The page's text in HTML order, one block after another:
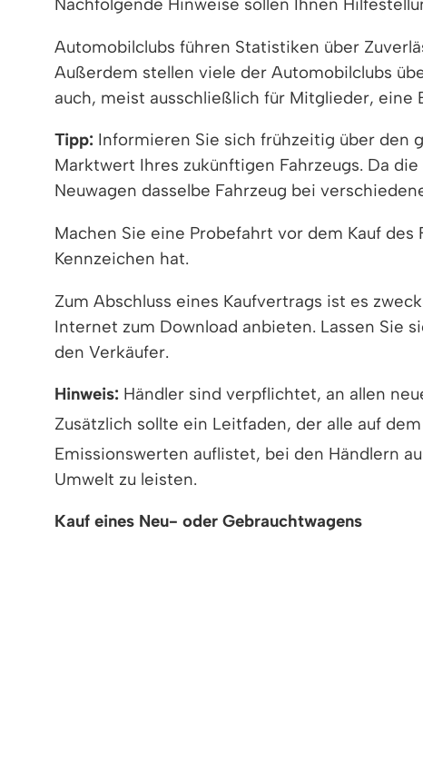
Automobilclubs führen Statistiken über
Außerdem stellen viele der Automobilclubs
auch, meist ausschließlich für Mitglieder, eine
Tipp: Informieren Sie sich frühzeitig über den
Marktwert Ihres zukünftigen Fahrzeugs. Da
Neuwagen dasselbe Fahrzeug bei
Machen Sie eine Probefahrt vor dem Kauf
Kennzeichen hat.
Zum Abschluss eines Kaufvertrags ist es
Internet zum Download anbieten. Lassen Sie
den Verkäufer.
Hinweis: Händler sind verpflichtet, an allen
Zusätzlich sollte ein Leitfaden, der alle auf
Emissionswerten auflistet, bei den Händlern
Umwelt zu leisten.
Kauf eines Neu- oder Gebrauchtwagens